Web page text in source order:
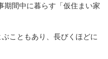
期間中に暮らす「仮住まい家
こともあり、長びくほどに